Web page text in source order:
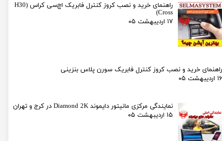
راهنمای خرید و نصب کروز کنترل فابریک اچ‌سی کراس (H30
Cross)
۱۷ اردیبهشت ۰۵
راهنمای خرید و نصب کروز کنترل فابریک سورن پلاس بنزینی
۱۶ اردیبهشت ۰۵
نمایندگی مرکزی مانیتور دایموند Diamond 2K در کرج و تهران
۱۵ اردیبهشت ۰۵